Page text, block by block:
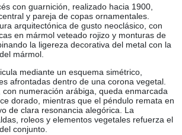
con guarnición, realizado hacia 1900,
y pareja de copas ornamentales.
arquitectónica de gusto neoclásico, con
en mármol veteado rojizo y monturas de
la ligereza decorativa del metal con la
mármol.
mediante un esquema simétrico,
afrontadas dentro de una corona vegetal.
con numeración arábiga, queda enmarcada
dorado, mientras que el péndulo remata en
de clara resonancia alegórica. La
roleos y elementos vegetales refuerza el
conjunto.